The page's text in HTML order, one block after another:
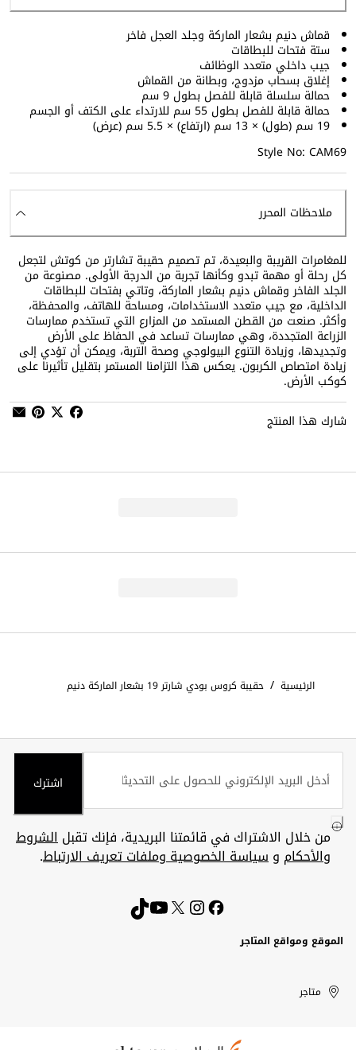
قماش دنيم بشعار الماركة وجلد العجل فاخر
ستة فتحات للبطاقات
جيب داخلي متعدد الوظائف
إغلاق بسحاب مزدوج، وبطانة من القماش
حمالة سلسلة قابلة للفصل بطول 9 سم
حمالة قابلة للفصل بطول 55 سم للارتداء على الكتف أو الجسم
19 سم (طول) × 13 سم (ارتفاع) × 5.5 سم (عرض)
Style No: CAM69
ملاحظات المحرر
للمغامرات القريبة والبعيدة، تم تصميم حقيبة تشارتر من كوتش لتجعل
كل رحلة أو مهمة تبدو وكأنها تجربة من الدرجة الأولى. مصنوعة من
الجلد الفاخر وقماش دنيم بشعار الماركة، وتاتي بفتحات للبطاقات
الداخلية، مع جيب متعدد الاستخدامات، ومساحة للهاتف، والمحفظة،
وأكثر. صنعت من القطن المستمد من المزارع التي تستخدم ممارسات
الزراعة المتجددة، وهي ممارسات تساعد في الحفاظ على الأرض
وتجديدها، وزيادة التنوع البيولوجي وصحة التربة، ويمكن أن تؤدي إلى
زيادة امتصاص الكربون. يعكس هذا التزامنا المستمر بتقليل تأثيرنا على
كوكب الأرض.
شارك هذا المنتج
الرئيسية / حقيبة كروس بودي شارتر 19 بشعار الماركة دنيم
اشترك
من خلال الاشتراك في قائمتنا البريدية، فإنك تقبلالشروط
والأحكام وسياسة الخصوصية وملفات تعريف الارتباط.
الموقع ومواقع المتاجر
United
Arab
Kuwait
الإمارات
العربية
الكويت
متاجر